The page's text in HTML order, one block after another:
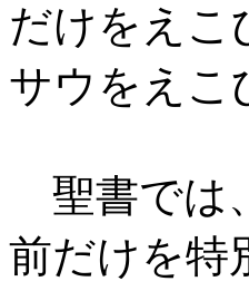
だけをえこ
サウをえこ
聖書では
前だけを特